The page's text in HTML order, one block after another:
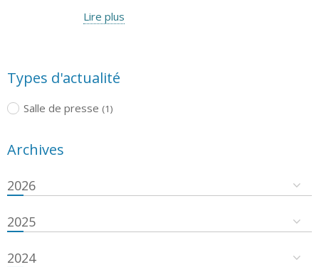
Lire plus
Types d'actualité
Salle de presse (1)
Archives
2026
2025
2024